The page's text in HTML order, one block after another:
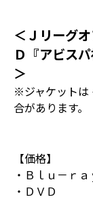
＜Ｊリーグ
Ｄ『アビス
＞
※ジャケットは
合があります。
【価格】
・Ｂｌｕ－ｒ
・ＤＶＤ ４